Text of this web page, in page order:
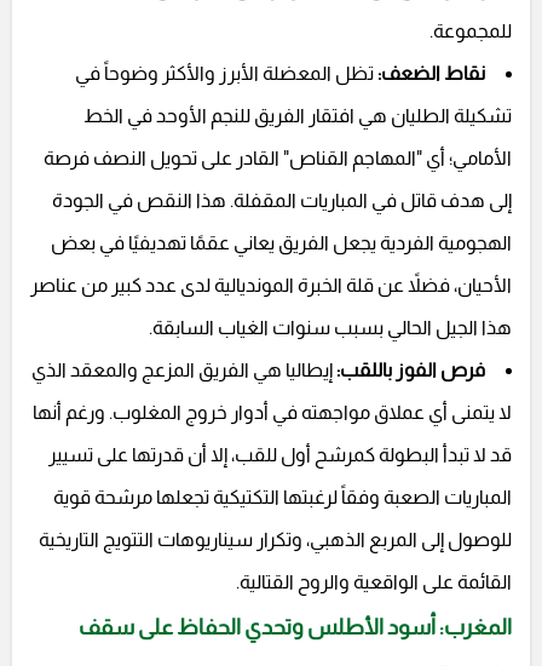
للمجموعة.
نقاط الضعف:تظل المعضلة الأبرز والأكثر وضوحاً في
تشكيلة الطليان هي افتقار الفريق للنجم الأوحد في الخط
الأمامي؛ أي "المهاجم القناص" القادر على تحويل النصف فرصة
إلى هدف قاتل في المباريات المقفلة. هذا النقص في الجودة
الهجومية الفردية يجعل الفريق يعاني عقمًا تهديفيًا في بعض
الأحيان، فضلاً عن قلة الخبرة المونديالية لدى عدد كبير من عناصر
هذا الجيل الحالي بسبب سنوات الغياب السابقة.
فرص الفوز باللقب:إيطاليا هي الفريق المزعج والمعقد الذي
لا يتمنى أي عملاق مواجهته في أدوار خروج المغلوب. ورغم أنها
قد لا تبدأ البطولة كمرشح أول للقب، إلا أن قدرتها على تسيير
المباريات الصعبة وفقاً لرغبتها التكتيكية تجعلها مرشحة قوية
للوصول إلى المربع الذهبي، وتكرار سيناريوهات التتويج التاريخية
القائمة على الواقعية والروح القتالية.
المغرب: أسود الأطلس وتحدي الحفاظ على سقف